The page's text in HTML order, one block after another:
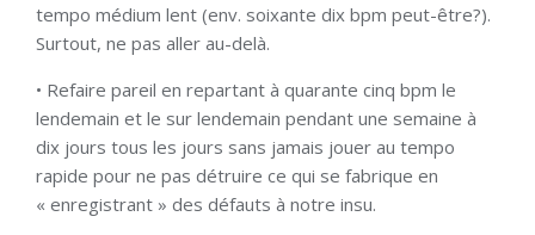
tempo médium lent (env. soixante dix bpm peut-être?).
Surtout, ne pas aller au-delà.
• Refaire pareil en repartant à quarante cinq bpm le
lendemain et le sur lendemain pendant une semaine à
dix jours tous les jours sans jamais jouer au tempo
rapide pour ne pas détruire ce qui se fabrique en
« enregistrant » des défauts à notre insu.